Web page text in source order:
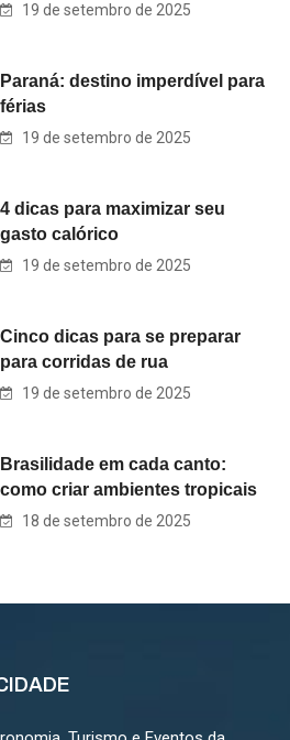
19 de setembro de 2025
Paraná: destino imperdível para
férias
19 de setembro de 2025
4 dicas para maximizar seu
gasto calórico
19 de setembro de 2025
Cinco dicas para se preparar
para corridas de rua
19 de setembro de 2025
Brasilidade em cada canto:
como criar ambientes tropicais
18 de setembro de 2025